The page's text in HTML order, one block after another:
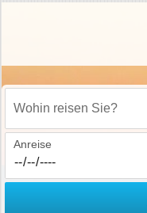
Wohin reisen Sie?
Anreise